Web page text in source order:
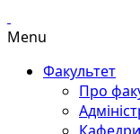
Menu
Факультет
Про